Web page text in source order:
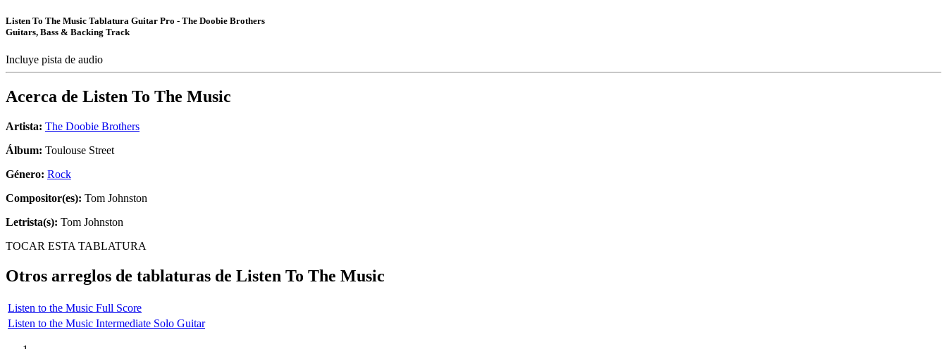
Listen To The Music Tablatura Guitar Pro - The Doobie Brothers
Guitars, Bass & Backing Track
Incluye pista de audio
Acerca de Listen To The Music
Artista: The Doobie Brothers
Álbum: Toulouse Street
Género: Rock
Compositor(es): Tom Johnston
Letrista(s): Tom Johnston
TOCAR ESTA TABLATURA
Otros arreglos de tablaturas de Listen To The Music
Listen to the Music Full Score
Listen to the Music Intermediate Solo Guitar